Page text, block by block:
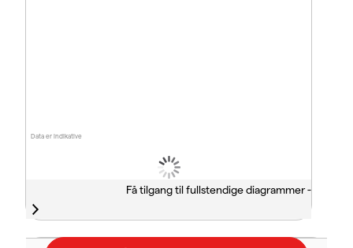
Data er indikative
Få tilgang til fullstendige diagrammer -